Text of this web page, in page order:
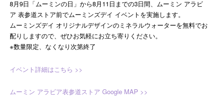
8月9日「ムーミンの日」から8月11日までの3日間、ムーミン アラビ
ア 表参道ストア前でムーミンズデイ イベントを実施します。
ムーミンズデイ オリジナルデザインのミネラルウォーターを無料でお
配りしますので、ぜひお気軽にお立ち寄りください。
※数量限定、なくなり次第終了
イベント詳細はこちら >>
ムーミン アラビア表参道ストア Google MAP >>